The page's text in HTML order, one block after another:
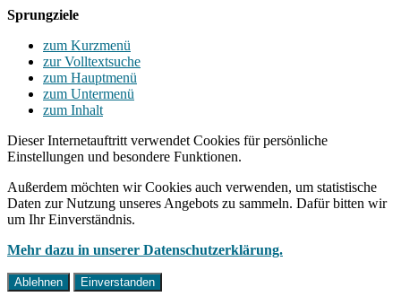
Sprungziele
zum Kurzmenü
zur Volltextsuche
zum Hauptmenü
zum Untermenü
zum Inhalt
Dieser Internetauftritt verwendet Cookies für persönliche
Einstellungen und besondere Funktionen.
Außerdem möchten wir Cookies auch verwenden, um statistische
Daten zur Nutzung unseres Angebots zu sammeln. Dafür bitten wir
um Ihr Einverständnis.
Mehr dazu in unserer Datenschutzerklärung.
Ablehnen Einverstanden